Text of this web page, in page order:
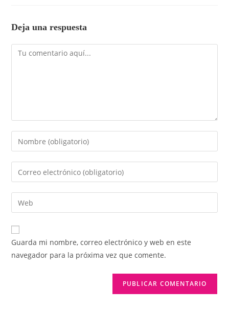
Deja una respuesta
Comentario
Introduce
tu
nombre
de
usuario
para
comentar
Introduce
tu
dirección
de
electrónico
para
comentar
Introduce
la
URL
de
Guarda mi nombre, correo electrónico y web en este
navegador para la próxima vez que comente.